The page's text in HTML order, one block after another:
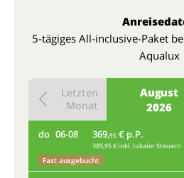
5-tägiges All-inclusive-Paket
Aqualux
August
2026
Letzten
Monat
do 06-08 369,95 € p.P.
385,95 € inkl. lokaler Steuern
Fast ausgebucht